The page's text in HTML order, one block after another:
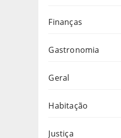
Finanças
Gastronomia
Geral
Habitação
Justiça